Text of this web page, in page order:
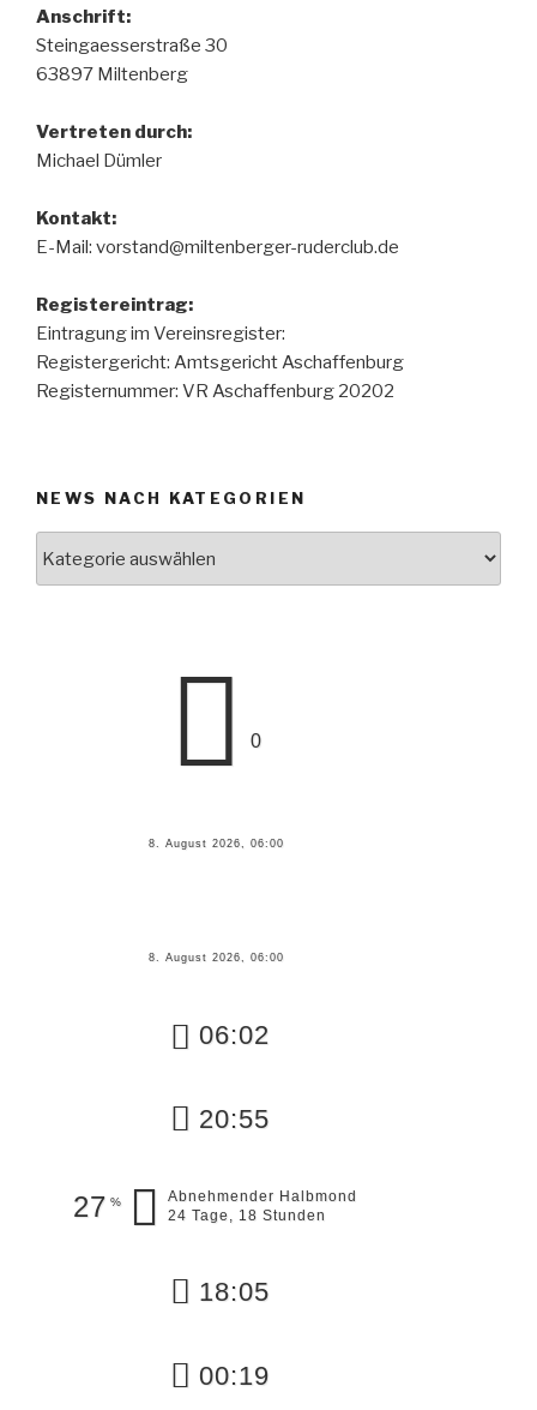
Anschrift:
Steingaesserstraße 30
63897 Miltenberg
Vertreten durch:
Michael Dümler
Kontakt:
E-Mail: vorstand@miltenberger-ruderclub.de
Registereintrag:
Eintragung im Vereinsregister:
Registergericht: Amtsgericht Aschaffenburg
Registernummer: VR Aschaffenburg 20202
NEWS NACH KATEGORIEN
0
8. August 2026, 06:00
8. August 2026, 06:00
06:02
20:55
27 %
Abnehmender Halbmond
24 Tage, 18 Stunden
18:05
00:19